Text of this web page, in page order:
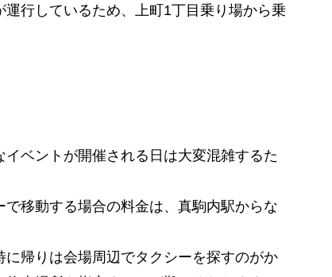
行しているため、上町1丁目乗り場から乗
ベントが開催される日は大変混雑するた
移動する場合の料金は、真駒内駅からな
帰りは会場周辺でタクシーを探すのがか